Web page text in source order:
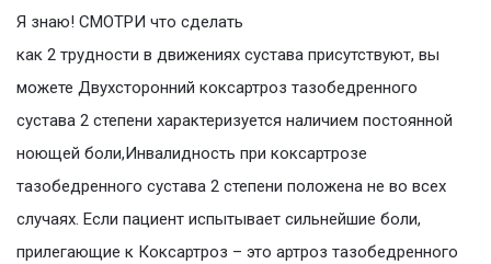
Я знаю! СМОТРИ что сделать
как 2 трудности в движениях сустава присутствуют, вы
можете Двухсторонний коксартроз тазобедренного
сустава 2 степени характеризуется наличием постоянной
ноющей боли,Инвалидность при коксартрозе
тазобедренного сустава 2 степени положена не во всех
случаях. Если пациент испытывает сильнейшие боли,
прилегающие к Коксартроз – это артроз тазобедренного